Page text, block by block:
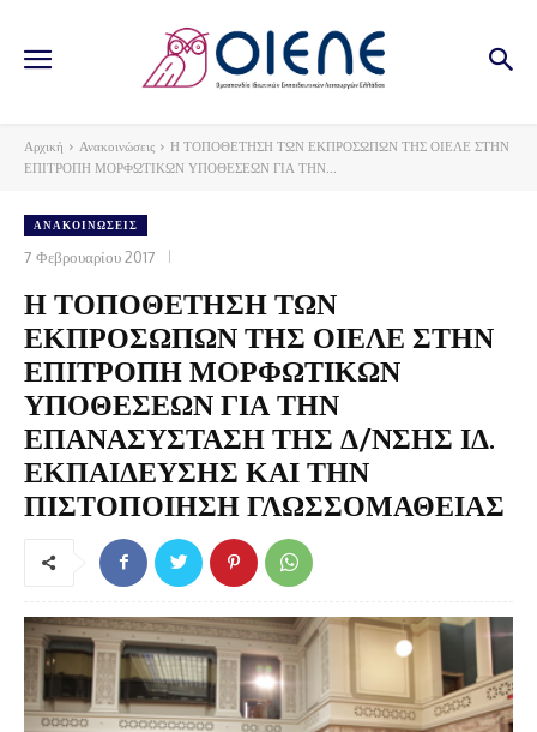
Αρχική Ανακοινώσεις
Η ΤΟΠΟΘΕΤΗΣΗ ΤΩΝ ΕΚΠΡΟΣΩΠΩΝ ΤΗΣ ΟΙΕΛΕ ΣΤΗΝ
ΕΠΙΤΡΟΠΗ ΜΟΡΦΩΤΙΚΩΝ ΥΠΟΘΕΣΕΩΝ ΓΙΑ ΤΗΝ...
ΑΝΑΚΟΙΝΏΣΕΙΣ
7 Φεβρουαρίου 2017
Η ΤΟΠΟΘΕΤΗΣΗ ΤΩΝ
ΕΚΠΡΟΣΩΠΩΝ ΤΗΣ ΟΙΕΛΕ ΣΤΗΝ
ΕΠΙΤΡΟΠΗ ΜΟΡΦΩΤΙΚΩΝ
ΥΠΟΘΕΣΕΩΝ ΓΙΑ ΤΗΝ
ΕΠΑΝΑΣΥΣΤΑΣΗ ΤΗΣ Δ/ΝΣΗΣ ΙΔ.
ΕΚΠΑΙΔΕΥΣΗΣ ΚΑΙ ΤΗΝ
ΠΙΣΤΟΠΟΙΗΣΗ ΓΛΩΣΣΟΜΑΘΕΙΑΣ